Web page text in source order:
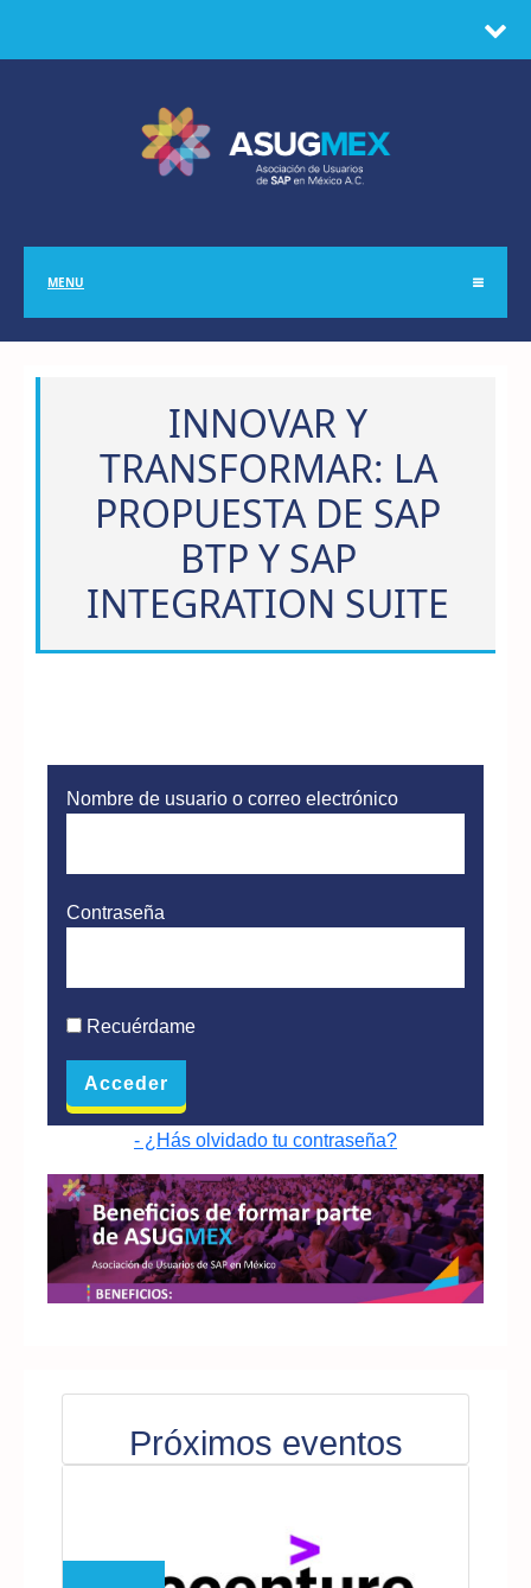
MENU
INNOVAR Y
TRANSFORMAR: LA
PROPUESTA DE SAP
BTP Y SAP
INTEGRATION SUITE
Nombre de usuario o correo electrónico
Contraseña
Recuérdame
- ¿Hás olvidado tu contraseña?
Próximos eventos